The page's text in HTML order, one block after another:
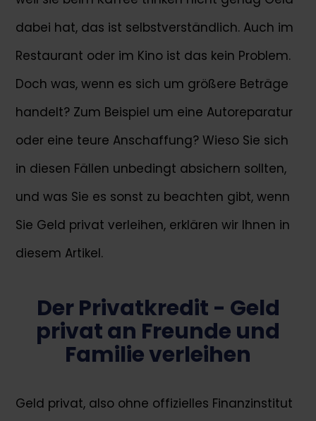
dabei hat, das ist selbstverständlich. Auch im
Restaurant oder im Kino ist das kein Problem.
Doch was, wenn es sich um größere Beträge
handelt? Zum Beispiel um eine Autoreparatur
oder eine teure Anschaffung? Wieso Sie sich
in diesen Fällen unbedingt absichern sollten,
und was Sie es sonst zu beachten gibt, wenn
Sie Geld privat verleihen, erklären wir Ihnen in
diesem Artikel.
Der Privatkredit - Geld
privat an Freunde und
Familie verleihen
Geld privat, also ohne offizielles Finanzinstitut